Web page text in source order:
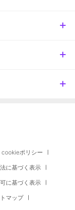
cookieポリシー
に基づく表示
に基づく表示
マップ